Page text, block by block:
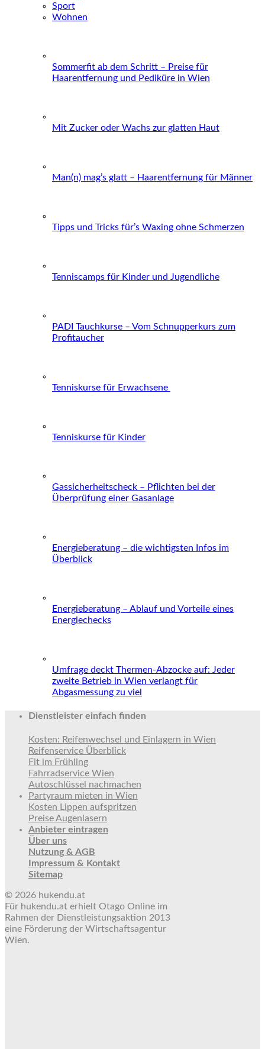
Sport
Wohnen
Sommerfit ab dem Schritt – Preise für
Haarentfernung und Pediküre in Wien
Mit Zucker oder Wachs zur glatten Haut
Man(n) mag’s glatt – Haarentfernung für Männer
Tipps und Tricks für’s Waxing ohne Schmerzen
Tenniscamps für Kinder und Jugendliche
PADI Tauchkurse – Vom Schnupperkurs zum
Profitaucher
Tenniskurse für Erwachsene
Tenniskurse für Kinder
Gassicherheitscheck – Pflichten bei der
Überprüfung einer Gasanlage
Energieberatung – die wichtigsten Infos im
Überblick
Energieberatung – Ablauf und Vorteile eines
Energiechecks
Umfrage deckt Thermen-Abzocke auf: Jeder
zweite Betrieb in Wien verlangt für
Abgasmessung zu viel
Dienstleister einfach finden
Kosten: Reifenwechsel und Einlagern in Wien
Reifenservice Überblick
Fit im Frühling
Fahrradservice Wien
Autoschlüssel nachmachen
Partyraum mieten in Wien
Kosten Lippen aufspritzen
Preise Augenlasern
Anbieter eintragen
Über uns
Nutzung & AGB
Impressum & Kontakt
Sitemap
© 2026 hukendu.at
Für hukendu.at erhielt Otago Online im
Rahmen der Dienstleistungsaktion 2013
eine Förderung der Wirtschaftsagentur
Wien.